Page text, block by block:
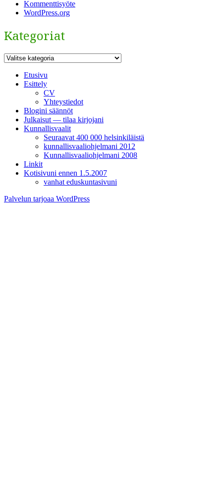
Kommenttisyöte
WordPress.org
Kategoriat
Kategoriat
Etusivu
Esittely
CV
Yhteystiedot
Blogini säännöt
Julkaisut — tilaa kirjojani
Kunnallisvaalit
Seuraavat 400 000 helsinkiläistä
kunnallisvaaliohjelmani 2012
Kunnallisvaaliohjelmani 2008
Linkit
Kotisivuni ennen 1.5.2007
vanhat eduskuntasivuni
Palvelun tarjoaa WordPress